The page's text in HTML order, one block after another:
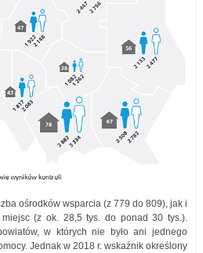
ośrodków wsparcia (z 779 do 809), jak i
(z ok. 28,5 tys. do ponad 30 tys.).
w których nie było ani jednego
Jednak w 2018 r. wskaźnik określony